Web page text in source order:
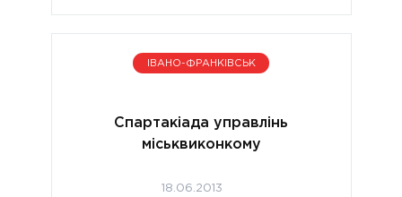
ІВАНО-ФРАНКІВСЬК
Спартакіада управлінь
міськвиконкому
18.06.2013